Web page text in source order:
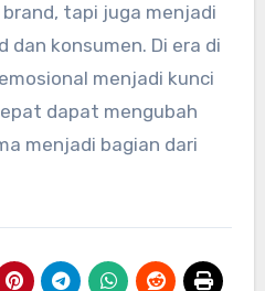
tapi juga menjadi
konsumen. Di era di
menjadi kunci
dapat mengubah
menjadi bagian dari